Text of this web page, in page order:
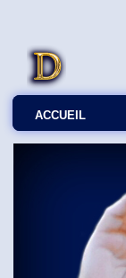
ACCUEIL